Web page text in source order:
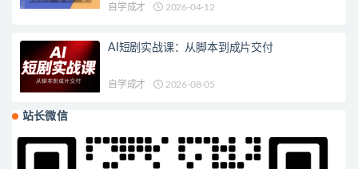
自学成才 2026-04-12
AI短剧实战课：从脚本到成片交付
自学成才 2026-08-05
站长微信